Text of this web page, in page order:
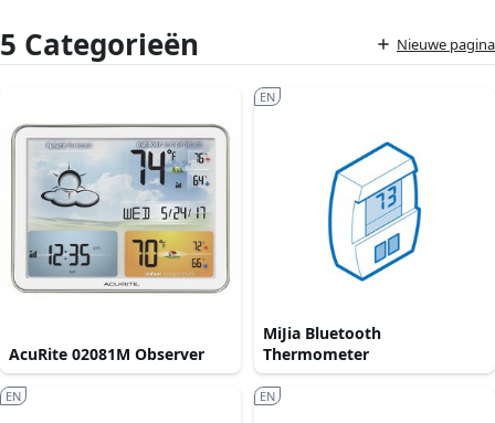
5 Categorieën Nieuwe pagina
AcuRite 02081M Observer
MiJia Bluetooth
Thermometer
EN
EN EN